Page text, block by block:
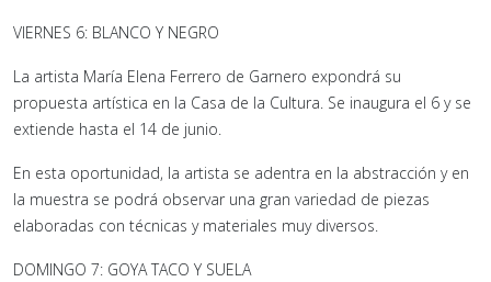
VIERNES 6: BLANCO Y NEGRO
La artista María Elena Ferrero de Garnero expondrá su
propuesta artística en la Casa de la Cultura. Se inaugura el 6 y se
extiende hasta el 14 de junio.
En esta oportunidad, la artista se adentra en la abstracción y en
la muestra se podrá observar una gran variedad de piezas
elaboradas con técnicas y materiales muy diversos.
DOMINGO 7: GOYA TACO Y SUELA